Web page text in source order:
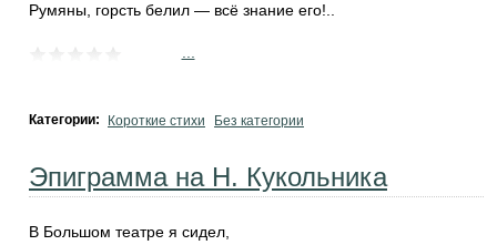
Румяны, горсть белил — всё знание его!..
Категории: Короткие стихи Без категории
Эпиграмма на Н. Кукольника
В Большом театре я сидел,